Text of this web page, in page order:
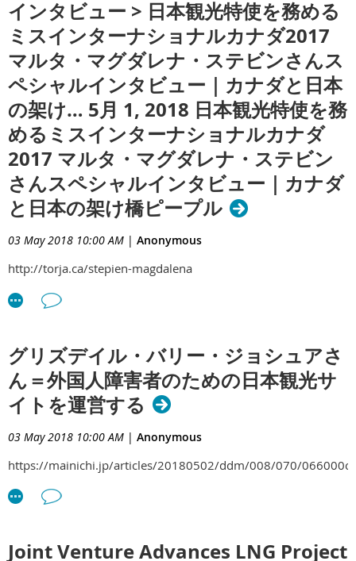
インタビュー > 日本観光特使を務める
ミスインターナショナルカナダ2017
マルタ・マグダレナ・ステビンさんス
ペシャルインタビュー｜カナダと日本
の架け… 5月 1, 2018 日本観光特使を務
めるミスインターナショナルカナダ
2017 マルタ・マグダレナ・ステビン
さんスペシャルインタビュー｜カナダ
と日本の架け橋ピープル
03 May 2018 10:00 AM | Anonymous
http://torja.ca/stepien-magdalena
グリズデイル・バリー・ジョシュアさ
ん＝外国人障害者のための日本観光サ
イトを運営する
03 May 2018 10:00 AM | Anonymous
https://mainichi.jp/articles/20180502/ddm/008/070/066000c
Joint Venture Advances LNG Project